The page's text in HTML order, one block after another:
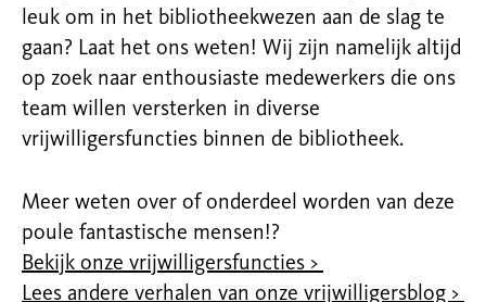
leuk om in het bibliotheekwezen aan de slag te
gaan? Laat het ons weten! Wij zijn namelijk altijd
op zoek naar enthousiaste medewerkers die ons
team willen versterken in diverse
vrijwilligersfuncties binnen de bibliotheek.
Meer weten over of onderdeel worden van deze
poule fantastische mensen!?
Bekijk onze vrijwilligersfuncties >
Lees andere verhalen van onze vrijwilligersblog >